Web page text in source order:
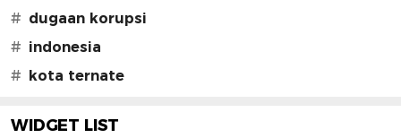
# dugaan korupsi
# indonesia
# kota ternate
WIDGET LIST